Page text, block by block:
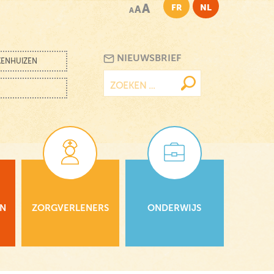
AAA FR NL
NIEUWSBRIEF
naar:
ZORGVERLENERS ONDERWIJS